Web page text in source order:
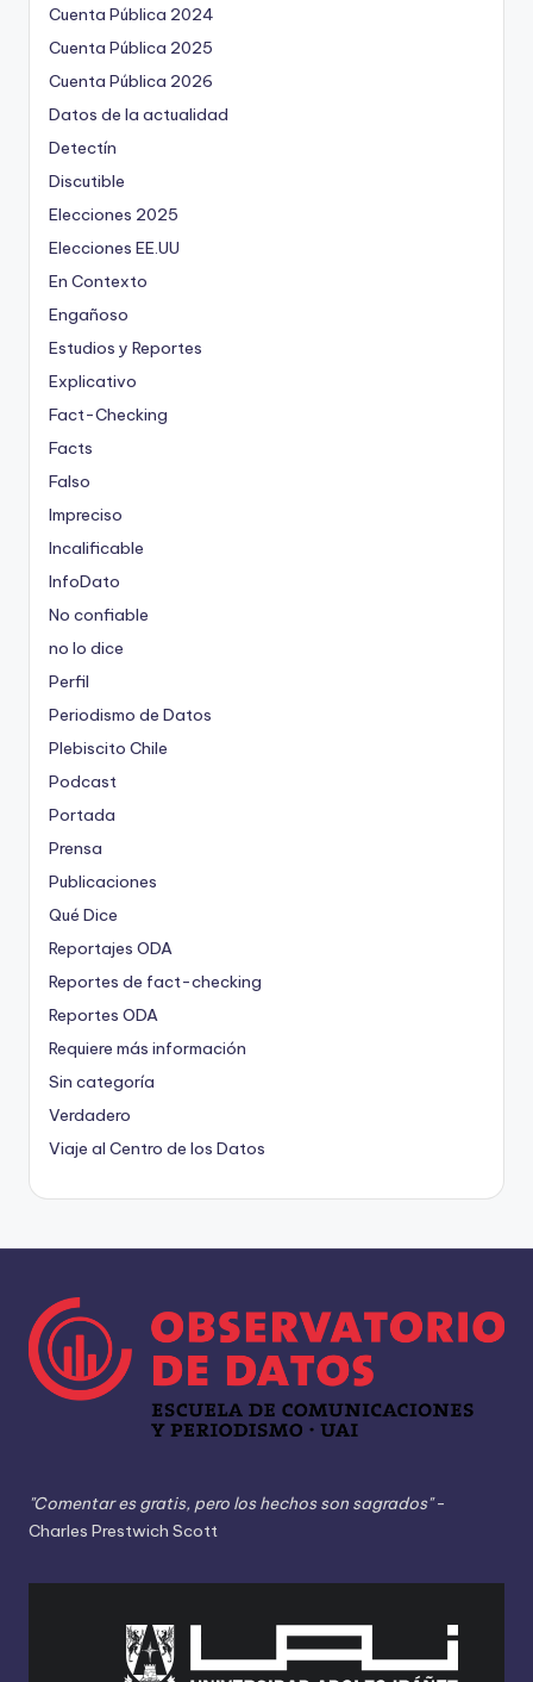
Cuenta Pública 2024
Cuenta Pública 2025
Cuenta Pública 2026
Datos de la actualidad
Detectín
Discutible
Elecciones 2025
Elecciones EE.UU
En Contexto
Engañoso
Estudios y Reportes
Explicativo
Fact-Checking
Facts
Falso
Impreciso
Incalificable
InfoDato
No confiable
no lo dice
Perfil
Periodismo de Datos
Plebiscito Chile
Podcast
Portada
Prensa
Publicaciones
Qué Dice
Reportajes ODA
Reportes de fact-checking
Reportes ODA
Requiere más información
Sin categoría
Verdadero
Viaje al Centro de los Datos
"Comentar es gratis, pero los hechos son sagrados"-
Charles Prestwich Scott